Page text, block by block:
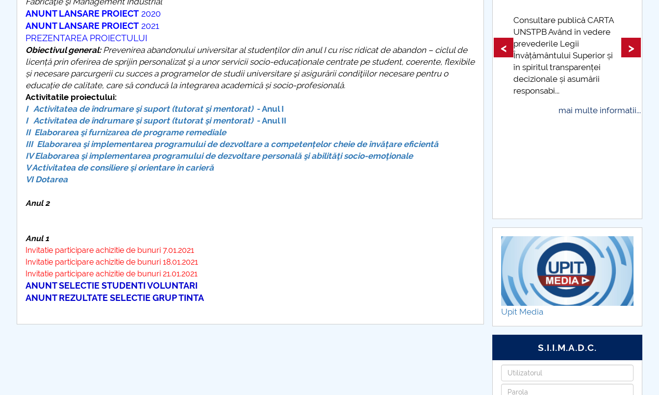
ANUNT LANSARE PROIECT2020
ANUNT LANSARE PROIECT2021
PREZENTAREA PROIECTULUI
Obiectivul general:Prevenirea abandonului universitar al studenților din anul I cu risc ridicat de abandon – ciclul de
licență prin oferirea de sprijin personalizat şi a unor servicii socio-educaționale centrate pe student, coerente, flexibile
și necesare parcurgerii cu succes a programelor de studii universitare şi asigurării condiţiilor necesare pentru o
educație de calitate, care să conducă la integrarea academică și socio-profesională.
Activitatile proiectului:
I Activitatea de îndrumare şi suport (tutorat şi mentorat)- Anul I
I Activitatea de îndrumare şi suport (tutorat şi mentorat) - Anul II
II Elaborarea şi furnizarea de programe remediale
III Elaborarea şi implementarea programului de dezvoltare a competențelor cheie de învățare eficientă
IV Elaborarea şi implementarea programului de dezvoltare personală şi abilităţi socio-emoţionale
V Activitatea de consiliere şi orientare în carieră
VI Dotarea
Anul 2
Anul 1
Invitatie participare achizitie de bunuri 7.01.2021
Invitatie participare achizitie de bunuri 18.01.2021
Invitatie participare achizitie de bunuri 21.01.2021
ANUNT SELECTIE STUDENTI VOLUNTARI
ANUNT REZULTATE SELECTIE GRUP TINTA
COMUNICAT Eveniment de
informare și promovare a
ofertei educaționale
universitare la Colegiul
Teoretic „Ion Cantacuzino”
Piteşti 26.03.2026
COMUNICAT Eveniment de
informare �...
mai multe informatii...
Învățământului Superior și
în spiritul transparenței
decizionale și asumării
Taxe de școlarizare
indexate Taxele se pot plăti
și cu cardul
mai multe informatii...
< >
Upit Media
S.I.I.M.A.D.C.
Utilizatorul
Parola